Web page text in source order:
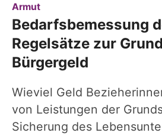
Armut:
Bedarfsbemessung
Regelsätze zur
Bürgergeld
Wieviel Geld
von Leistungen der
Sicherung des